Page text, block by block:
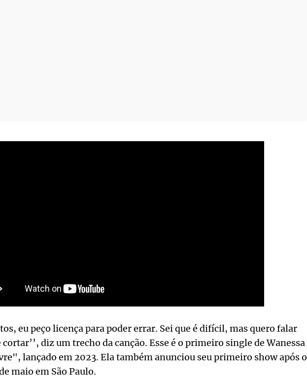
eu peço licença para poder errar. Sei que é difícil, mas quero falar
diz um trecho da canção. Esse é o primeiro single de Wanessa
lançado em 2023. Ela também anunciou seu primeiro show após o
maio em São Paulo.